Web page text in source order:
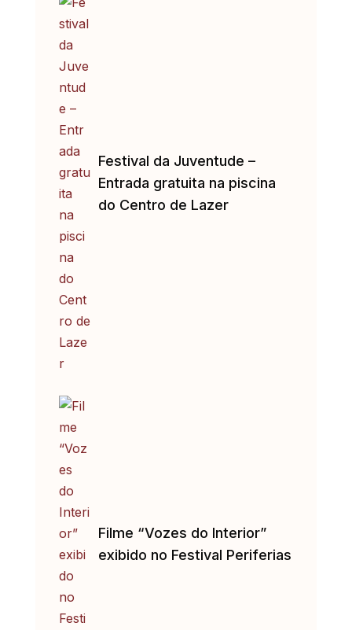
Festival da Juventude –
Entrada gratuita na piscina
do Centro de Lazer
Filme “Vozes do Interior”
exibido no Festival Periferias